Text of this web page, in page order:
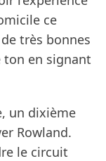
ce
très bonnes
ton en signant
un dixième
Rowland.
le circuit